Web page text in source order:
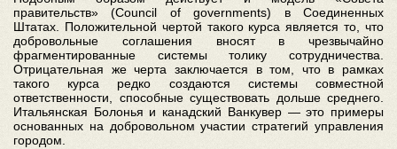
правительств» (Council of governments) в Соединенных
Штатах. Положительной чертой такого курса является то, что
добровольные соглашения вносят в чрезвычайно
фрагментированные системы толику сотрудничества.
Отрицательная же черта заключается в том, что в рамках
такого курса редко создаются системы совместной
ответственности, способные существовать дольше среднего.
Итальянская Болонья и канадский Ванкувер — это примеры
основанных на добровольном участии стратегий управления
городом.